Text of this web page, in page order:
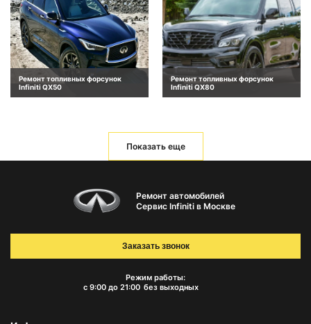
Ремонт топливных форсунок
Infiniti QX50
Ремонт топливных форсунок
Infiniti QX80
Показать еще
Ремонт автомобилей
Сервис Infiniti в Москве
Режим работы:
с 9:00 до 21:00 без выходных
Заказать звонок